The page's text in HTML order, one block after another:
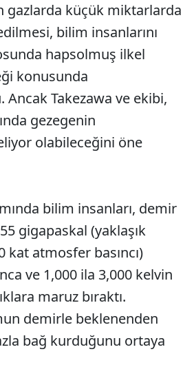
gazlarda küçük miktarlarda
bilim insanlarını
hapsolmuş ilkel
konusunda
Takezawa ve ekibi,
gezegenin
olabileceğini öne
bilim insanları, demir
gigapaskal (yaklaşık
kat atmosfer basıncı)
ve 1,000 ila 3,000 kelvin
maruz bıraktı.
demirle beklenenden
bağ kurduğunu ortaya